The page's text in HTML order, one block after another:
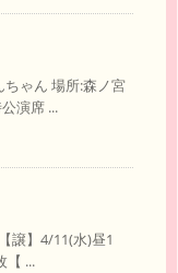
ちゃん 場所:森ノ宮
演席 ...
譲】4/11(水)昼1
【 ...